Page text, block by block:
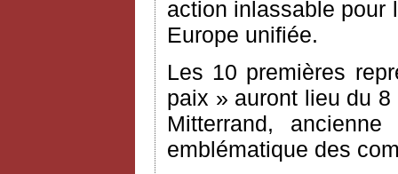
action inlassable pour
Europe unifiée.
Les 10 premières
paix » auront lieu du
Mitterrand,
emblématique des